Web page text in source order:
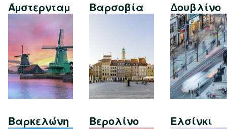
Άμστερνταμ
Βαρκελώνη
Βαρσοβία
Βερολίνο
Δουβλίνο
Ελσίνκι